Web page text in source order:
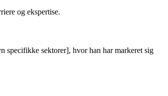
og ekspertise.
specifikke sektorer], hvor han har markeret sig